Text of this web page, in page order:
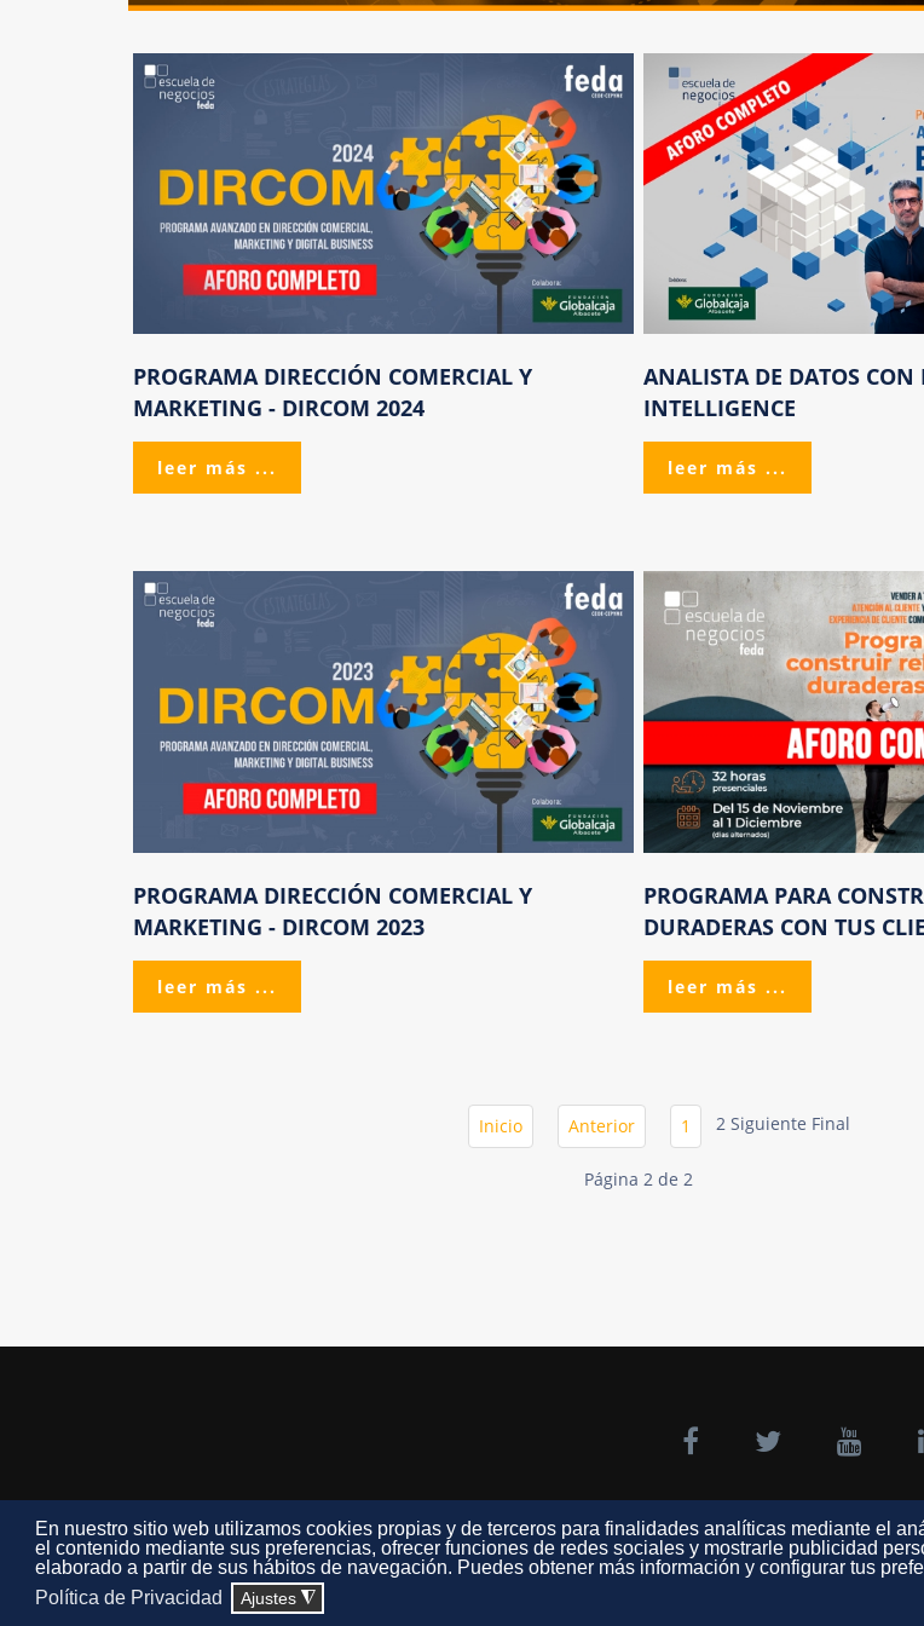
En nuestro sitio web utilizamos cookies propias y de terceros para finalidades analíticas mediante el
el contenido mediante sus preferencias, ofrecer funciones de redes sociales y mostrarle publicidad
elaborado a partir de sus hábitos de navegación. Puedes obtener más información y configurar tus
Política de Privacidad
Ajustes ◮
PROGRAMA DIRECCIÓN COMERCIAL Y
MARKETING - DIRCOM 2024
leer más ...
ANALISTA DE DATOS CON
INTELLIGENCE
leer más ...
PROGRAMA DIRECCIÓN COMERCIAL Y
MARKETING - DIRCOM 2023
leer más ...
PROGRAMA PARA
DURADERAS CON TUS
leer más ...
Inicio Anterior 1 2 Siguiente Final
Página 2 de 2